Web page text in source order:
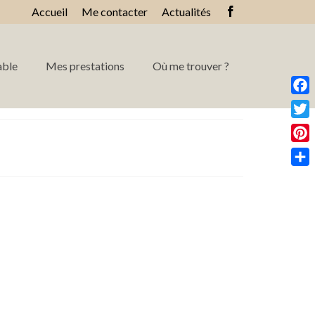
Accueil Me contacter Actualités
Mes prestations Où me trouver ?